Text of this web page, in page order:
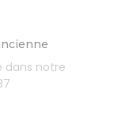
dans notre